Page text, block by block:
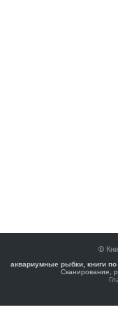
©
аквариумные рыбки, книги
Сканирование,